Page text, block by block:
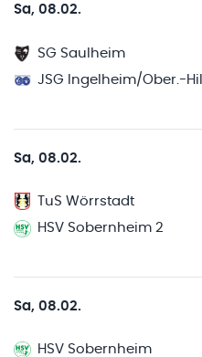
Sa, 08.02.
SG Saulheim
JSG Ingelheim/Ober.-
Sa, 08.02.
TuS Wörrstadt
HSV Sobernheim 2
Sa, 08.02.
HSV Sobernheim